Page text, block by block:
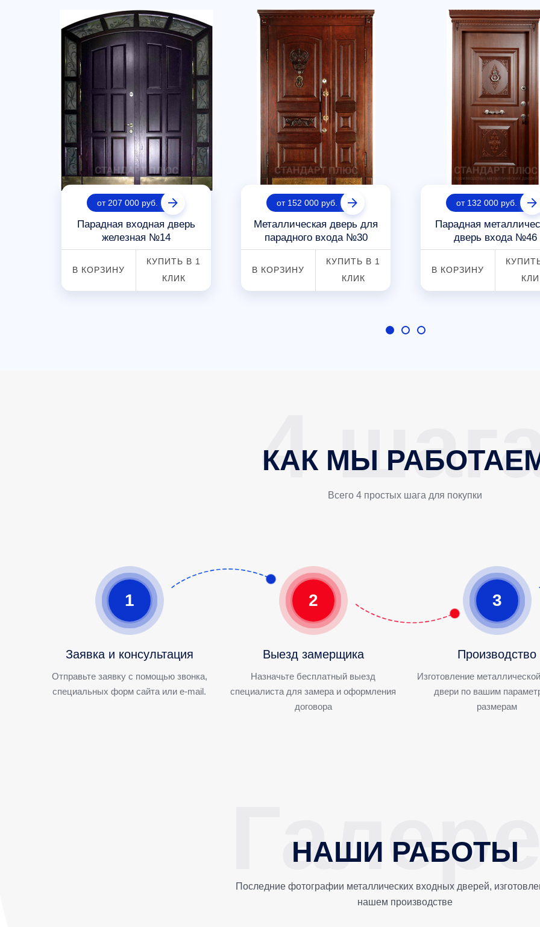
от 207 000 руб.
Парадная входная дверь
железная №14
В КОРЗИНУ
КУПИТЬ В 1
КЛИК
от 152 000 руб.
Металлическая дверь для
парадного входа №30
В КОРЗИНУ
КУПИТЬ В 1
КЛИК
от 132 000 руб.
Парадная
дверь входа №46
В КОРЗИНУ
КАК МЫ
Всего 4 простых шага для покупки
1
Заявка и консультация
Отправьте заявку с помощью звонка,
специальных форм сайта или e-mail.
2
Выезд замерщика
Назначьте бесплатный выезд
специалиста для замера и оформления
договора
3
Производство
Изготовление
двери по вашим
размерам
НАШИ РАБОТЫ
Последние фотографии металлических входных дверей,
нашем производстве